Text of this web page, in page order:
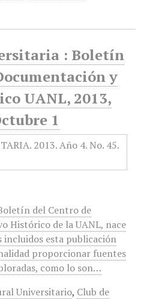
: Boletín
y
UANL, 2013,
1
del Centro de
Histórico de la UANL, nace
incluidos esta publicación
proporcionar fuentes
como lo son…
Universitario, Club de